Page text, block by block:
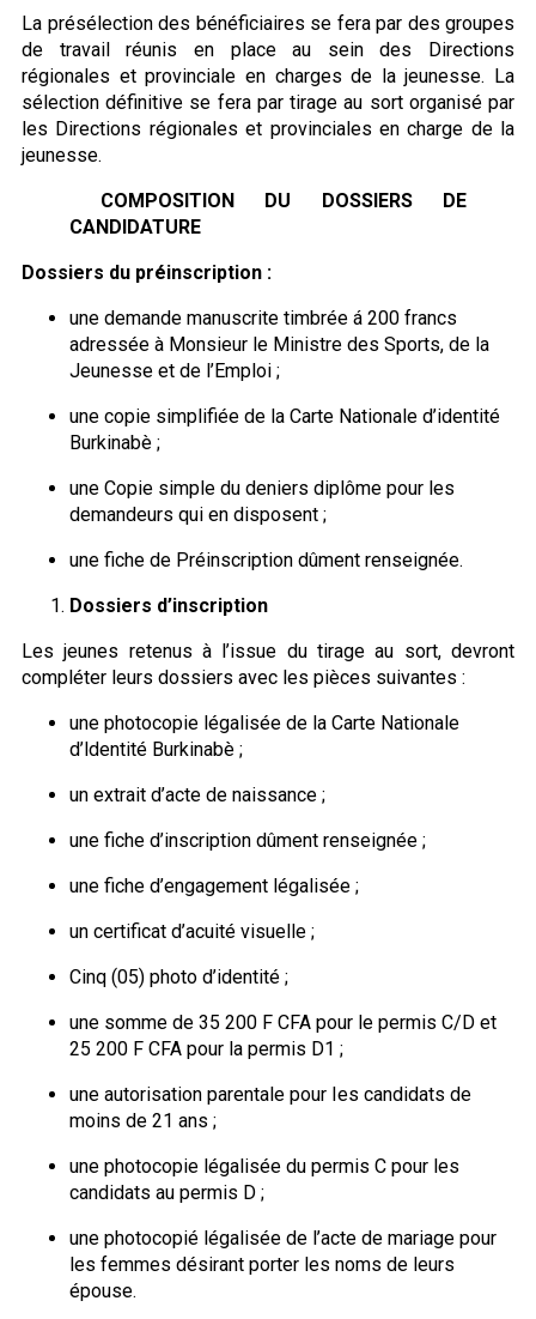
La présélection des bénéficiaires se fera par des groupes
de travail réunis en place au sein des Directions
régionales et provinciale en charges de la jeunesse. La
sélection définitive se fera par tirage au sort organisé par
les Directions régionales et provinciales en charge de la
jeunesse.
COMPOSITION DU DOSSIERS DE
CANDIDATURE
Dossiers du préinscription :
une demande manuscrite timbrée á 200 francs
adressée à Monsieur le Ministre des Sports, de la
Jeunesse et de l’Emploi ;
une copie simplifiée de la Carte Nationale d’identité
Burkinabè ;
une Copie simple du deniers diplôme pour les
demandeurs qui en disposent ;
une fiche de Préinscription dûment renseignée.
Dossiers d’inscription
Les jeunes retenus à l’issue du tirage au sort, devront
compléter leurs dossiers avec les pièces suivantes :
une photocopie légalisée de la Carte Nationale
d’ldentité Burkinabè ;
un extrait d’acte de naissance ;
une fiche d’inscription dûment renseignée ;
une fiche d’engagement légalisée ;
un certificat d’acuité visuelle ;
Cinq (05) photo d’identité ;
une somme de 35 200 F CFA pour le permis C/D et
25 200 F CFA pour la permis D1 ;
une autorisation parentale pour Ies candidats de
moins de 21 ans ;
une photocopie légalisée du permis C pour les
candidats au permis D ;
une photocopié légalisée de l’acte de mariage pour
les femmes désirant porter les noms de leurs
épouse.